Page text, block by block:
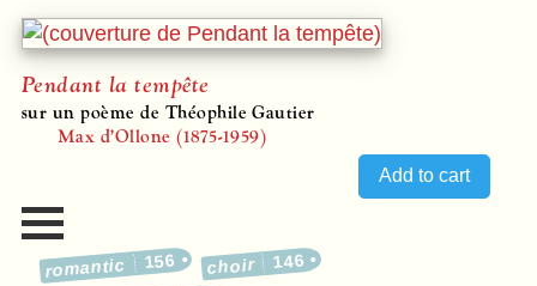
Pendant la tempête
sur un poème de Théophile Gautier
Max d’Ollone (1875-1959)
romantic 156 choir 146